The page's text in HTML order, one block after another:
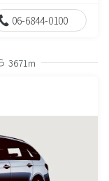
06-6844-0100
3671m